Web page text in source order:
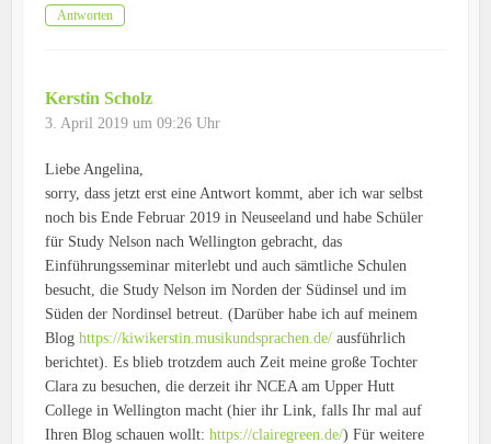
Antworten
Kerstin Scholz
3. April 2019 um 09:26 Uhr
Liebe Angelina,
sorry, dass jetzt erst eine Antwort kommt, aber ich war selbst
noch bis Ende Februar 2019 in Neuseeland und habe Schüler
für Study Nelson nach Wellington gebracht, das
Einführungsseminar miterlebt und auch sämtliche Schulen
besucht, die Study Nelson im Norden der Südinsel und im
Süden der Nordinsel betreut. (Darüber habe ich auf meinem
Bloghttps://kiwikerstin.musikundsprachen.de/ ausführlich
berichtet). Es blieb trotzdem auch Zeit meine große Tochter
Clara zu besuchen, die derzeit ihr NCEA am Upper Hutt
College in Wellington macht (hier ihr Link, falls Ihr mal auf
Ihren Blog schauen wollt:https://clairegreen.de/) Für weitere